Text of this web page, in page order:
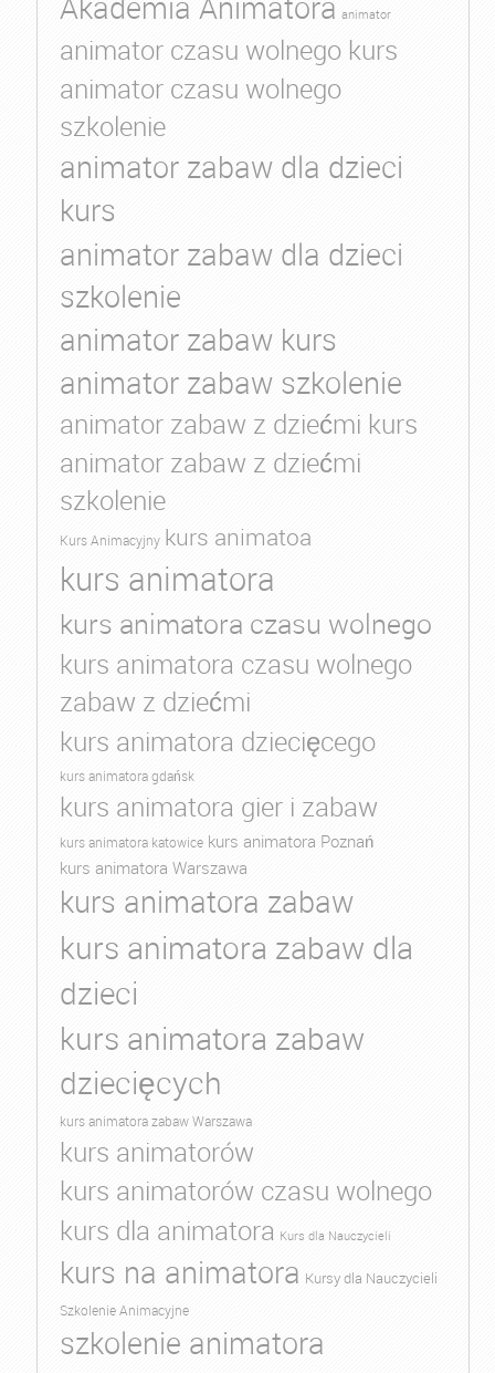
animator
animator czasu wolnego kurs
animator czasu wolnego
szkolenie
animator zabaw dla dzieci
kurs
animator zabaw dla dzieci
szkolenie
animator zabaw kurs
animator zabaw szkolenie
animator zabaw z dziećmi kurs
animator zabaw z dziećmi
szkolenie
Kurs Animacyjny kurs animatoa
kurs animatora
kurs animatora czasu wolnego
kurs animatora czasu wolnego
zabaw z dziećmi
kurs animatora dziecięcego
kurs animatora gdańsk
kurs animatora gier i zabaw
kurs animatora katowice kurs animatora Poznań
kurs animatora Warszawa
kurs animatora zabaw
kurs animatora zabaw dla
dzieci
kurs animatora zabaw
dziecięcych
kurs animatora zabaw Warszawa
kurs animatorów
kurs animatorów czasu wolnego
kurs dla animatora Kurs dla Nauczycieli
kurs na animatora Kursy dla Nauczycieli
Szkolenie Animacyjne
szkolenie animatora